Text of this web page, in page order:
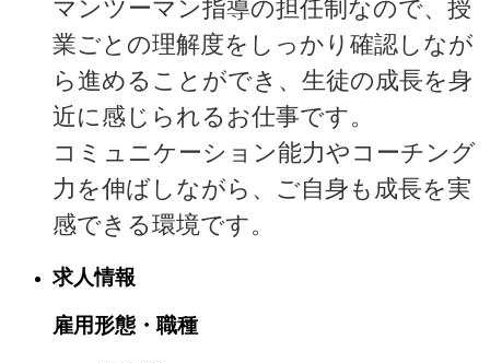
マンツーマン指導の担任制なので、授
業ごとの理解度をしっかり確認しなが
ら進めることができ、生徒の成長を身
近に感じられるお仕事です。
コミュニケーション能力やコーチング
力を伸ばしながら、ご自身も成長を実
感できる環境です。
求人情報
雇用形態・職種